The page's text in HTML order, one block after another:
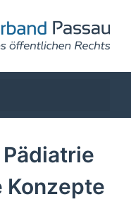
Konzepte